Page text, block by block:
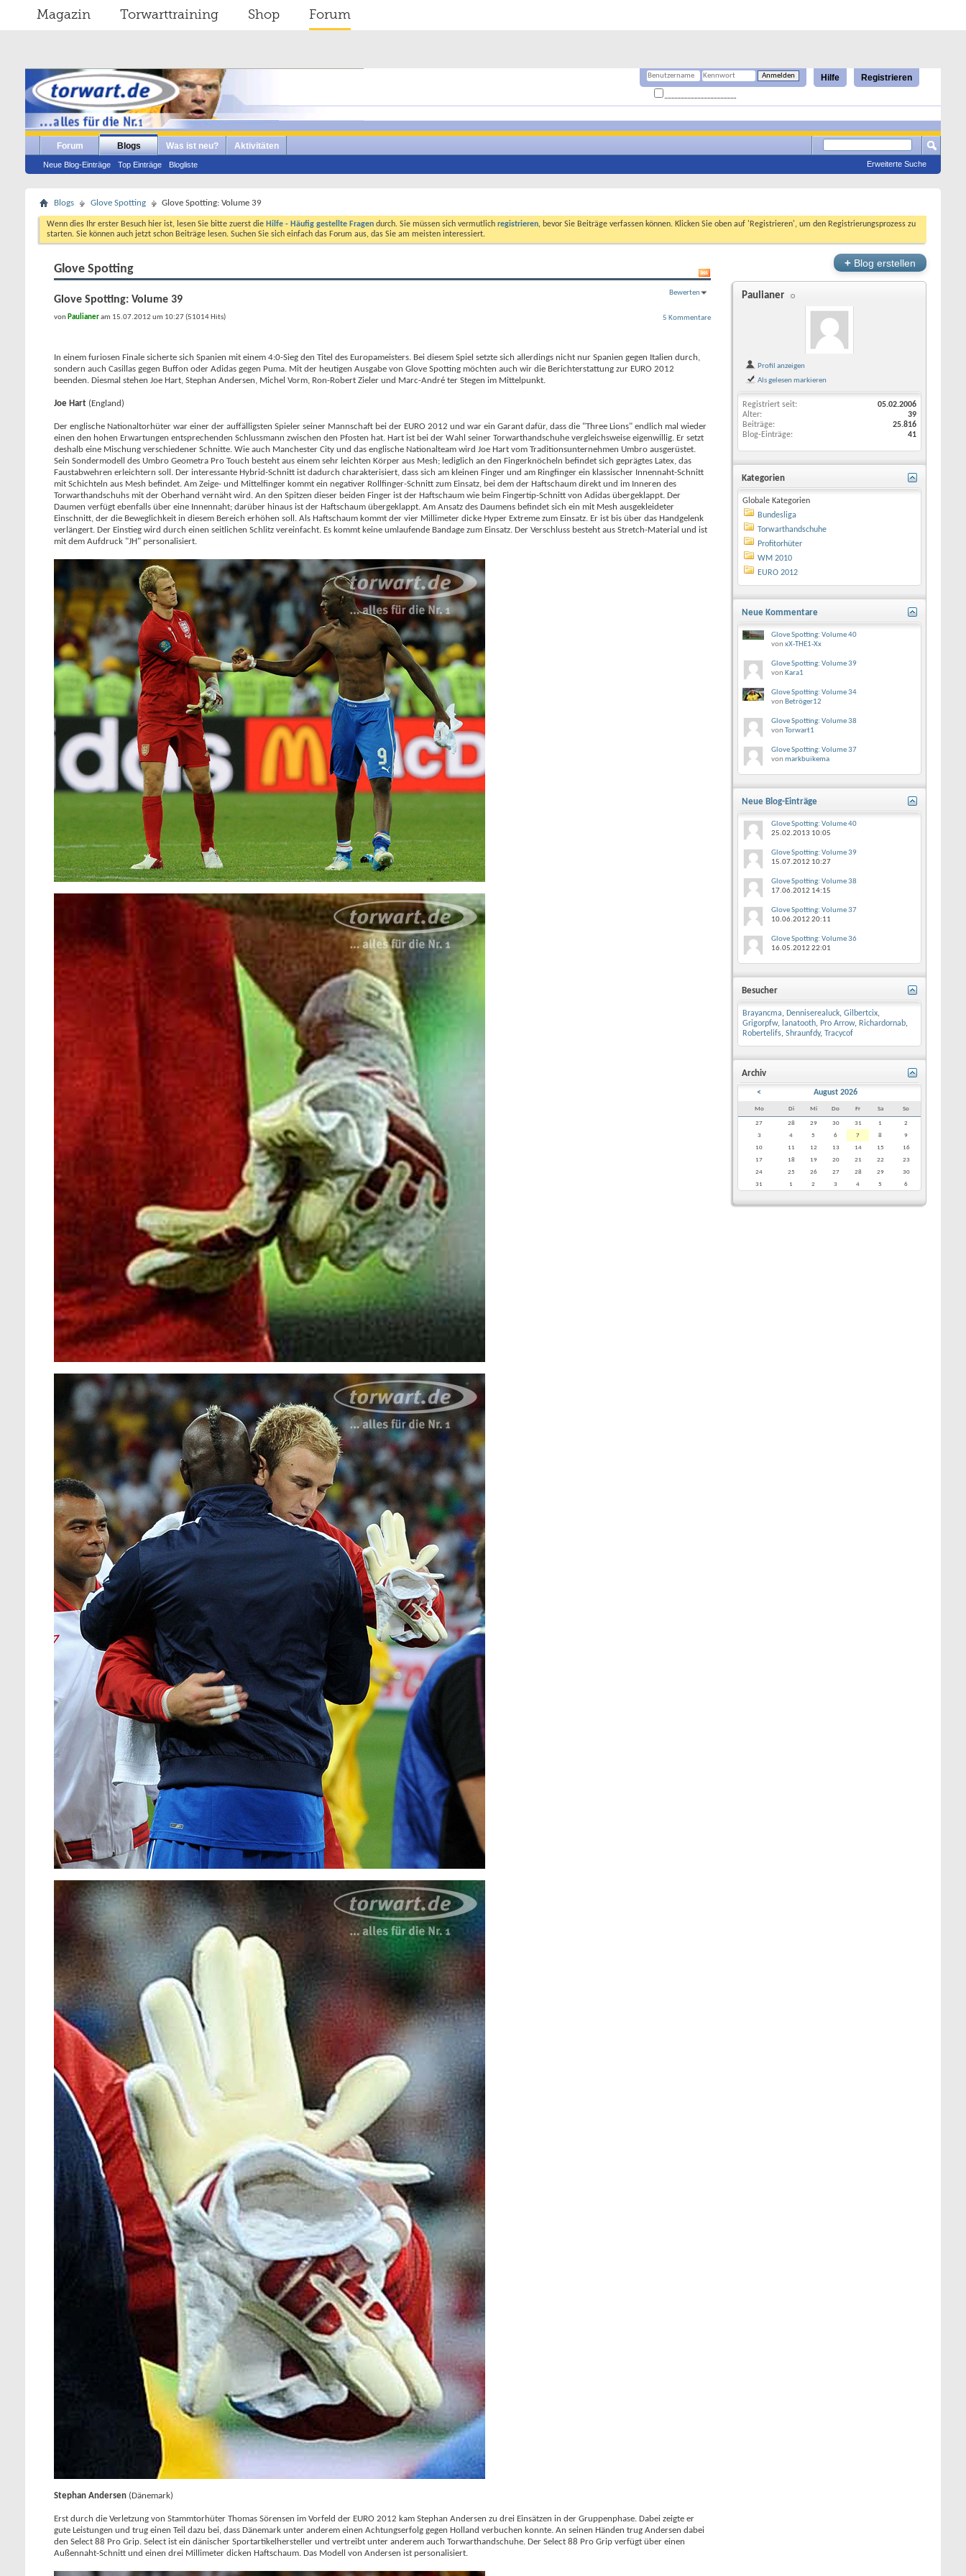
Magazin Torwarttraining Shop Forum
Registrieren
Hilfe
Forum Blogs
Neue Blog-Einträge Top Einträge Blogliste
Was ist neu? Aktivitäten
Erweiterte Suche
Blogs Glove Spotting Glove Spotting: Volume 39
Wenn dies Ihr erster Besuch hier ist, lesen Sie bitte zuerst die Hilfe - Häufig gestellte Fragen durch. Sie müssen sich vermutlich registrieren, bevor Sie Beiträge verfassen können. Klicken Sie oben auf 'Registrieren', um den Registrierungsprozess zu
starten. Sie können auch jetzt schon Beiträge lesen. Suchen Sie sich einfach das Forum aus, das Sie am meisten interessiert.
Glove Spotting
Glove Spotting: Volume 39
Bewerten
5 Kommentare
von Paulianeram 15.07.2012 um 10:27 (51014 Hits)
In einem furiosen Finale sicherte sich Spanien mit einem 4:0-Sieg den Titel des Europameisters. Bei diesem Spiel setzte sich allerdings nicht nur Spanien gegen Italien durch,
sondern auch Casillas gegen Buffon oder Adidas gegen Puma. Mit der heutigen Ausgabe von Glove Spotting möchten auch wir die Berichterstattung zur EURO 2012
beenden. Diesmal stehen Joe Hart, Stephan Andersen, Michel Vorm, Ron-Robert Zieler und Marc-André ter Stegen im Mittelpunkt.
Joe Hart (England)
Der englische Nationaltorhüter war einer der auffälligsten Spieler seiner Mannschaft bei der EURO 2012 und war ein Garant dafür, dass die "Three Lions" endlich mal wieder
einen den hohen Erwartungen entsprechenden Schlussmann zwischen den Pfosten hat. Hart ist bei der Wahl seiner Torwarthandschuhe vergleichsweise eigenwillig. Er setzt
deshalb eine Mischung verschiedener Schnitte. Wie auch Manchester City und das englische Nationalteam wird Joe Hart vom Traditionsunternehmen Umbro ausgerüstet.
Sein Sondermodell des Umbro Geometra Pro Touch besteht aus einem sehr leichten Körper aus Mesh; lediglich an den Fingerknöcheln befindet sich geprägtes Latex, das
Faustabwehren erleichtern soll. Der interessante Hybrid-Schnitt ist dadurch charakterisiert, dass sich am kleinen Finger und am Ringfinger ein klassischer Innennaht-Schnitt
mit Schichteln aus Mesh befindet. Am Zeige- und Mittelfinger kommt ein negativer Rollfinger-Schnitt zum Einsatz, bei dem der Haftschaum direkt und im Inneren des
Torwarthandschuhs mit der Oberhand vernäht wird. An den Spitzen dieser beiden Finger ist der Haftschaum wie beim Fingertip-Schnitt von Adidas übergeklappt. Der
Daumen verfügt ebenfalls über eine Innennaht; darüber hinaus ist der Haftschaum übergeklappt. Am Ansatz des Daumens befindet sich ein mit Mesh ausgekleideter
Einschnitt, der die Beweglichkeit in diesem Bereich erhöhen soll. Als Haftschaum kommt der vier Millimeter dicke Hyper Extreme zum Einsatz. Er ist bis über das Handgelenk
verlängert. Der Einstieg wird durch einen seitlichen Schlitz vereinfacht. Es kommt keine umlaufende Bandage zum Einsatz. Der Verschluss besteht aus Stretch-Material und ist
mit dem Aufdruck "JH" personalisiert.
Stephan Andersen (Dänemark)
Erst durch die Verletzung von Stammtorhüter Thomas Sörensen im Vorfeld der EURO 2012 kam Stephan Andersen zu drei Einsätzen in der Gruppenphase. Dabei zeigte er
gute Leistungen und trug einen Teil dazu bei, dass Dänemark unter anderem einen Achtungserfolg gegen Holland verbuchen konnte. An seinen Händen trug Andersen dabei
den Select 88 Pro Grip. Select ist ein dänischer Sportartikelhersteller und vertreibt unter anderem auch Torwarthandschuhe. Der Select 88 Pro Grip verfügt über einen
Außennaht-Schnitt und einen drei Millimeter dicken Haftschaum. Das Modell von Andersen ist personalisiert.
+ Blog erstellen
Paulianer
Profil anzeigen
Als gelesen markieren
Registriert seit
05.02.2006
Alter
39
Beiträge
25.816
Blog-Einträge
41
Kategorien
Globale Kategorien
Bundesliga
Torwarthandschuhe
Profitorhüter
WM 2010
EURO 2012
Neue Kommentare
Glove Spotting: Volume 40
von xX-THE1-Xx
Glove Spotting: Volume 39
von Kara1
Glove Spotting: Volume 34
von Betröger12
Glove Spotting: Volume 38
von Torwart1
Glove Spotting: Volume 37
von markbuikema
Neue Blog-Einträge
Glove Spotting: Volume 40
25.02.2013 10:05
Glove Spotting: Volume 39
15.07.2012 10:27
Glove Spotting: Volume 38
17.06.2012 14:15
Glove Spotting: Volume 37
10.06.2012 20:11
Glove Spotting: Volume 36
16.05.2012 22:01
Besucher
Brayancma, Denniserealuck, Gilbertcix,
Grigorpfw, lanatooth, Pro Arrow, Richardornab,
Robertelifs, Shraunfdy, Tracycof
Archiv
< August 2026
Mo Di Mi Do Fr Sa So
27 28 29 30 31 1
2
3
4 5 6 7 8
9
10
11 12 13 14 15
16
17
18 19 20 21 22
23
24
25 26 27 28 29
30
31
1 2 3 4 5 6